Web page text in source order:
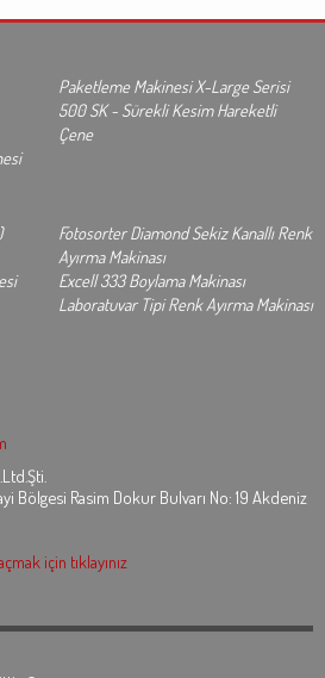
Paketleme Makinesi X-Large Serisi
500 SK - Sürekli Kesim Hareketli
Çene
Fotosorter Diamond Sekiz Kanallı Renk
Ayırma Makinası
Excell 333 Boylama Makinası
Laboratuvar Tipi Renk Ayırma Makinası
Bölgesi Rasim Dokur Bulvarı No: 19 Akdeniz
için tıklayınız